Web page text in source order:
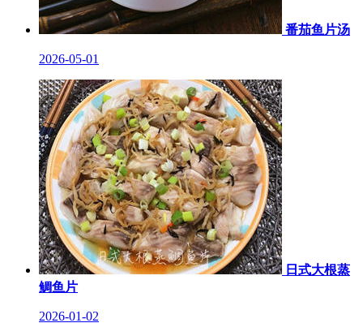
番茄鱼片汤
2026-05-01
日式大根蒸
鲷鱼片
2026-01-02